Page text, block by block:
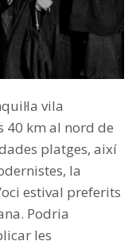
vila
40 km al nord de
platges, així
la
estival preferits
Podria
les